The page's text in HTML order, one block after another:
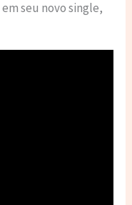
seu novo single,